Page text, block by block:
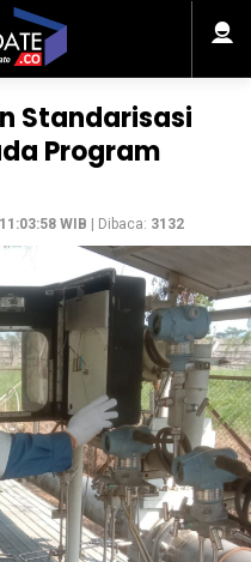
Standarisasi
Program
WIB | Dibaca: 3132